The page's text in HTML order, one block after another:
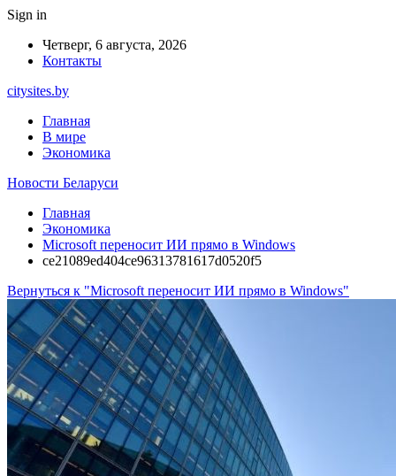
Sign in
Четверг, 6 августа, 2026
Контакты
citysites.by
Главная
В мире
Экономика
Новости Беларуси
Главная
Экономика
Microsoft переносит ИИ прямо в Windows
ce21089ed404ce96313781617d0520f5
Вернуться к "Microsoft переносит ИИ прямо в Windows"